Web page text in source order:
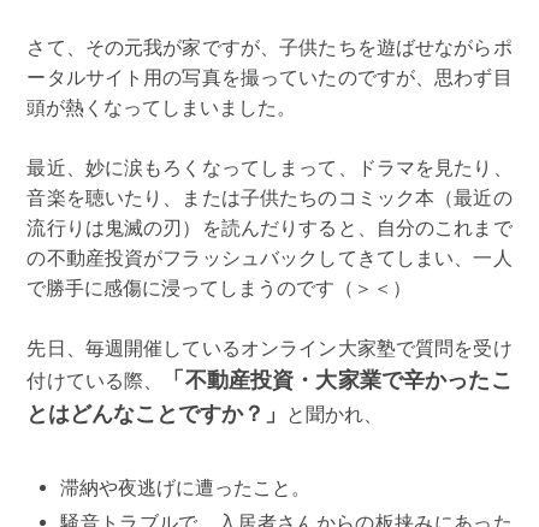
さて、その元我が家ですが、子供たちを遊ばせながらポ
ータルサイト用の写真を撮っていたのですが、思わず目
頭が熱くなってしまいました。
最近、妙に涙もろくなってしまって、ドラマを見たり、
音楽を聴いたり、または子供たちのコミック本（最近の
流行りは鬼滅の刃）を読んだりすると、自分のこれまで
の不動産投資がフラッシュバックしてきてしまい、一人
で勝手に感傷に浸ってしまうのです（＞＜）
先日、毎週開催しているオンライン大家塾で質問を受け
付けている際、
「不動産投資・大家業で辛かったこ
とはどんなことですか？」
と聞かれ、
滞納や夜逃げに遭ったこと。
騒音トラブルで、入居者さんからの板挟みにあった